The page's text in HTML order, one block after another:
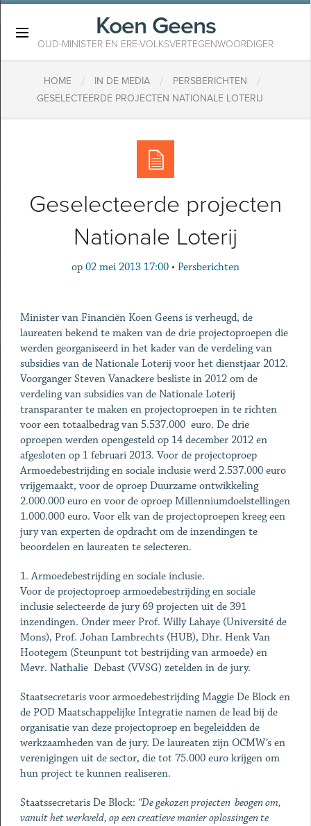
Koen Geens
OUD-MINISTER EN ERE-VOLKSVERTEGENWOORDIGER
HOME / IN DE MEDIA / PERSBERICHTEN /
GESELECTEERDE PROJECTEN NATIONALE LOTERIJ
Geselecteerde projecten
Nationale Loterij
op 02 mei 2013 17:00 • Persberichten
Minister van Financiën Koen Geens is verheugd, de
laureaten bekend te maken van de drie projectoproepen die
werden georganiseerd in het kader van de verdeling van
subsidies van de Nationale Loterij voor het dienstjaar 2012.
Voorganger Steven Vanackere besliste in 2012 om de
verdeling van subsidies van de Nationale Loterij
transparanter te maken en projectoproepen in te richten
voor een totaalbedrag van 5.537.000 euro. De drie
oproepen werden opengesteld op 14 december 2012 en
afgesloten op 1 februari 2013. Voor de projectoproep
Armoedebestrijding en sociale inclusie werd 2.537.000 euro
vrijgemaakt, voor de oproep Duurzame ontwikkeling
2.000.000 euro en voor de oproep Millenniumdoelstellingen
1.000.000 euro. Voor elk van de projectoproepen kreeg een
jury van experten de opdracht om de inzendingen te
beoordelen en laureaten te selecteren.
1. Armoedebestrijding en sociale inclusie.
Voor de projectoproep armoedebestrijding en sociale
inclusie selecteerde de jury 69 projecten uit de 391
inzendingen. Onder meer Prof. Willy Lahaye (Université de
Mons), Prof. Johan Lambrechts (HUB), Dhr. Henk Van
Hootegem (Steunpunt tot bestrijding van armoede) en
Mevr. Nathalie Debast (VVSG) zetelden in de jury.
Staatsecretaris voor armoedebestrijding Maggie De Block en
de POD Maatschappelijke Integratie namen de lead bij de
organisatie van deze projectoproep en begeleidden de
werkzaamheden van de jury. De laureaten zijn OCMW’s en
verenigingen uit de sector, die tot 75.000 euro krijgen om
hun project te kunnen realiseren.
Staatssecretaris De Block: “De gekozen projecten beogen om,
vanuit het werkveld, op een creatieve manier oplossingen te